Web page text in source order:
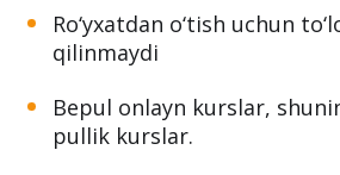
Ro‘yxatdan o‘tish uchun
qilinmaydi
Bepul onlayn kurslar,
pullik kurslar.